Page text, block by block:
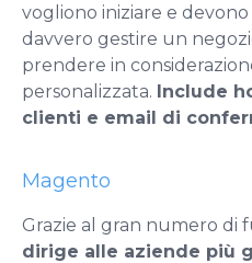
vogliono iniziare e devono
davvero gestire un
prendere in
personalizzata. Include
clienti e email di
Magento
Grazie al gran numero di
dirige alle aziende più